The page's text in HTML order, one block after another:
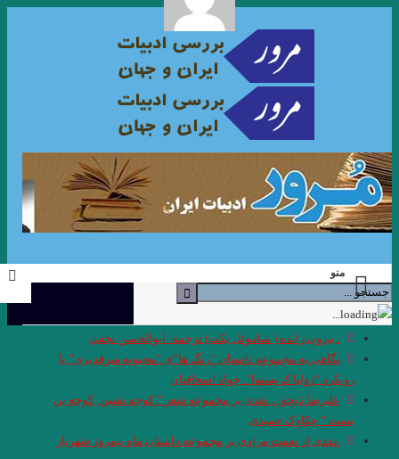
منو
. بيرون رانده ( ساموئل بكت) ترجمه: ابوالحسن نجفي
نگاهی به مجموعه داستان “رنگ ها”ی “محبوبه میرقدیری” با
رویکرد “ژولیا کریستوا”. جواد اسحاقیان
علیرضا ذیحق ، نقدی بر مجموعه شعر ” کوچه نشین ِ کوچه بن
بست ” چکاوک حمیدی
.نقدی از نعمت مرادی بر مجموعه داستان ماه نیمروز شهریار